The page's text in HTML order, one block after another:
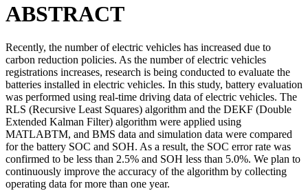
ABSTRACT
Recently, the number of electric vehicles has increased due to
carbon reduction policies. As the number of electric vehicles
registrations increases, research is being conducted to evaluate the
batteries installed in electric vehicles. In this study, battery evaluation
was performed using real-time driving data of electric vehicles. The
RLS (Recursive Least Squares) algorithm and the DEKF (Double
Extended Kalman Filter) algorithm were applied using
MATLABTM, and BMS data and simulation data were compared
for the battery SOC and SOH. As a result, the SOC error rate was
confirmed to be less than 2.5% and SOH less than 5.0%. We plan to
continuously improve the accuracy of the algorithm by collecting
operating data for more than one year.